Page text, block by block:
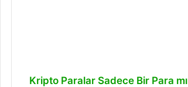
Kripto Paralar Sadece Bir Para mı